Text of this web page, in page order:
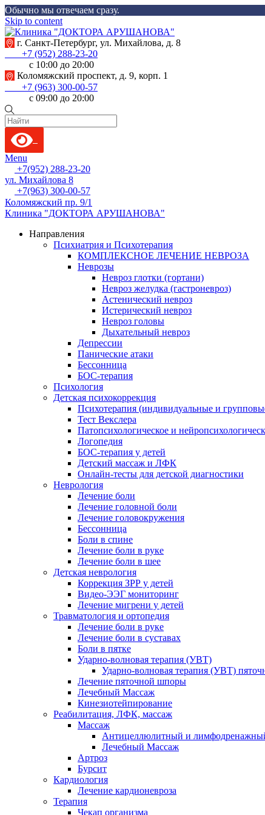
Обычно мы отвечаем сразу.
Skip to content
г. Санкт-Петербург, ул. Михайлова, д. 8
+7 (952) 288-23-20
с 10:00 до 20:00
Коломяжский проспект, д. 9, корп. 1
+7 (963) 300-00-57
с 09:00 до 20:00
Menu
+7(952) 288-23-20
ул. Михайлова 8
+7(963) 300-00-57
Коломяжский пр. 9/1
Клиника "ДОКТОРА АРУШАНОВА"
Направления
Психиатрия и Психотерапия
КОМПЛЕКСНОЕ ЛЕЧЕНИЕ НЕВРОЗА
Неврозы
Невроз глотки (гортани)
Невроз желудка (гастроневроз)
Астенический невроз
Истерический невроз
Невроз головы
Дыхательный невроз
Депрессии
Панические атаки
Бессонница
БОС-терапия
Психология
Детская психокоррекция
Психотерапия (индивидуальные и
Тест Векслера
Патопсихологическое и
Логопедия
БОС-терапия у детей
Детский массаж и ЛФК
Онлайн-тесты для детской диагностики
Неврология
Лечение боли
Лечение головной боли
Лечение головокружения
Бессонница
Боли в спине
Лечение боли в руке
Лечение боли в шее
Детская неврология
Коррекция ЗРР у детей
Видео-ЭЭГ мониторинг
Лечение мигрени у детей
Травматология и ортопедия
Лечение боли в руке
Лечение боли в суставах
Боли в пятке
Ударно-волновая терапия (УВТ)
Ударно-волновая терапия (УВТ)
Лечение пяточной шпоры
Лечебный Массаж
Кинезиотейпирование
Реабилитация, ЛФК, массаж
Массаж
Антицеллюлитный и
Лечебный Массаж
Артроз
Бурсит
Кардиология
Лечение кардионевроза
Терапия
Чекап организма